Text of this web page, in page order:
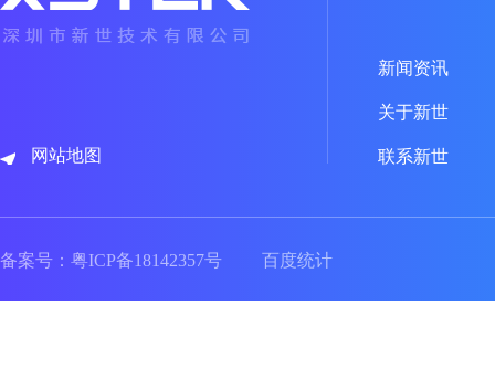
网站地图
新闻资讯
关于新世
联系新世
备案号： 粤ICP备18142357号 百度统计